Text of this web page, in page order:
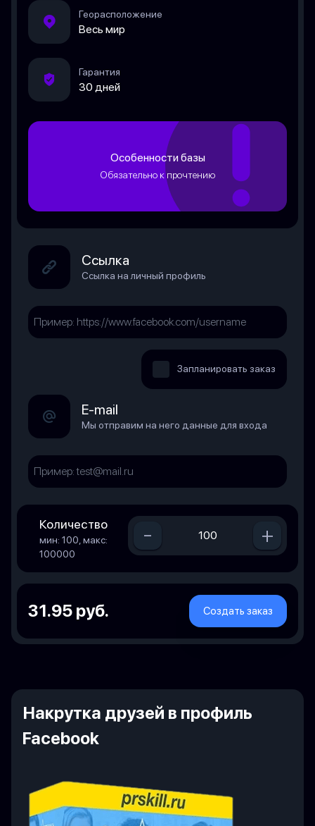
Георасположение
Весь мир
Гарантия
30 дней
Особенности базы
Обязательно к прочтению
Ссылка
Ссылка на личный профиль
Запланировать заказ
E-mail
Мы отправим на него данные для входа
Количество
мин: 100, макс:
100000
- +
31.95 руб. Создать заказ
Накрутка друзей в профиль
Facebook